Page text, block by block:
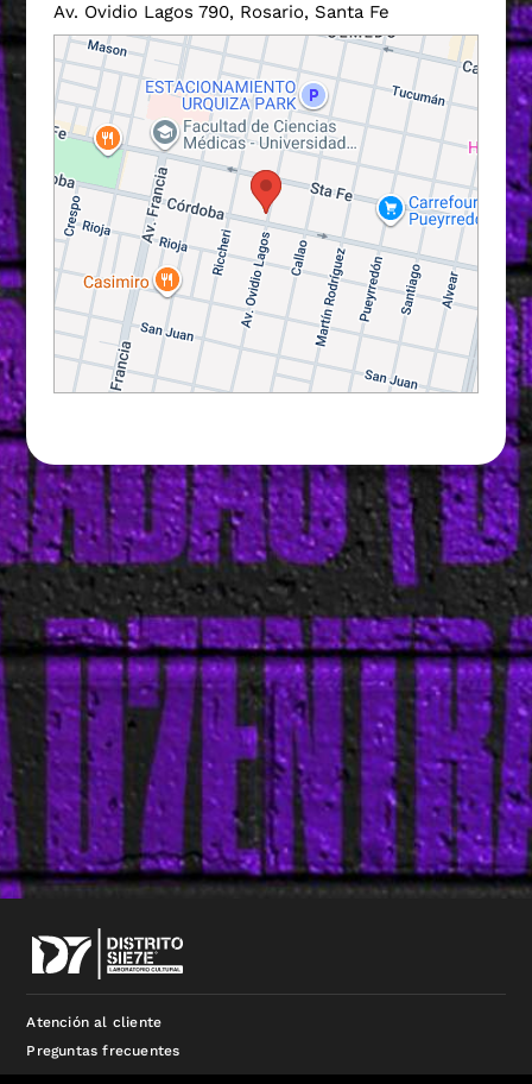
Av. Ovidio Lagos 790, Rosario, Santa Fe
Atención al cliente
Preguntas frecuentes